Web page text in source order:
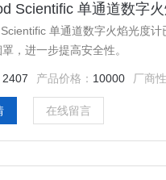
Scientific 单通道数字
单通道数字火焰光度
，进一步提高安全性。
2407 产品价格： 10000 厂商
在线留言